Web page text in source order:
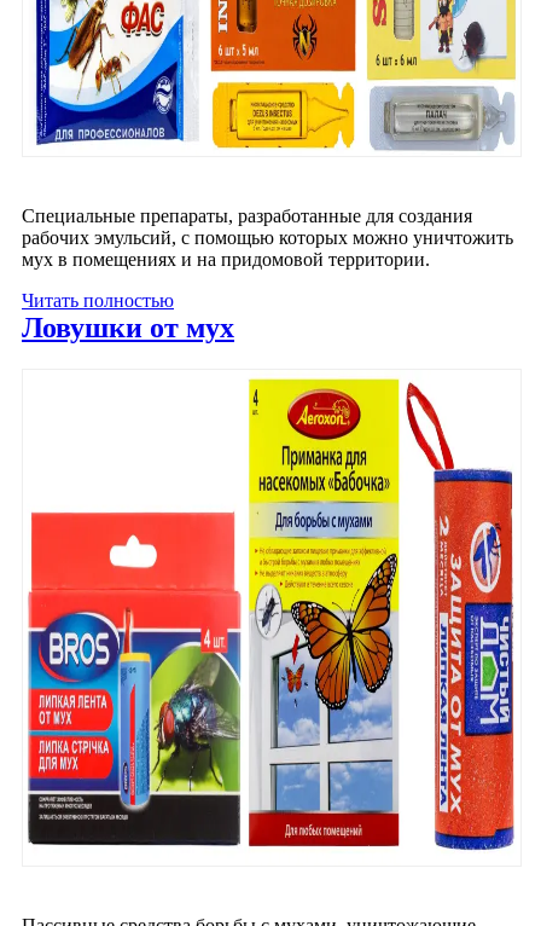
Специальные препараты, разработанные для создания
рабочих эмульсий, с помощью которых можно уничтожить
мух в помещениях и на придомовой территории.
Читать полностью
Ловушки от мух